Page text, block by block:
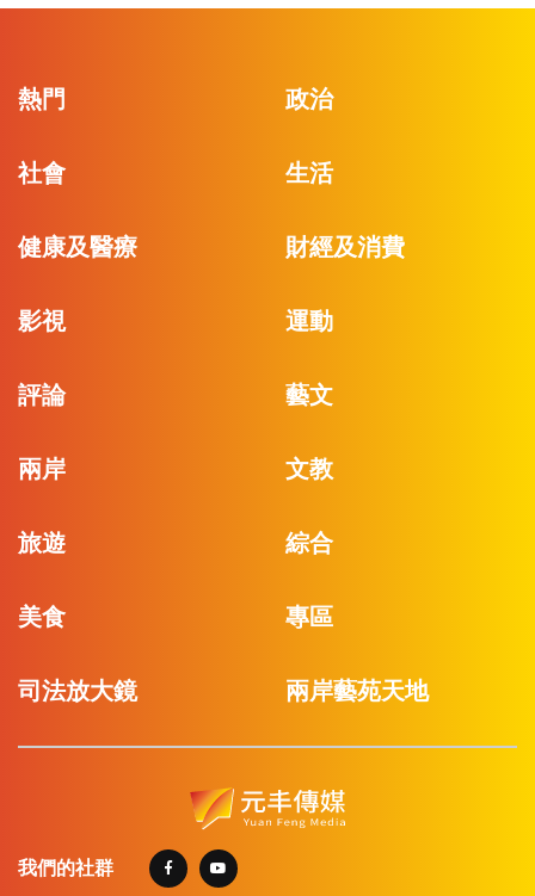
熱門 政治
社會 生活
健康及醫療 財經及消費
影視 運動
評論 藝文
兩岸 文教
旅遊 綜合
美食 專區
司法放大鏡 兩岸藝苑天地
我們的社群